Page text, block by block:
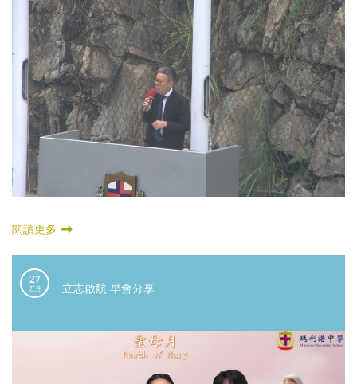
閱讀更多
27
五月 立志啟航 早會分享